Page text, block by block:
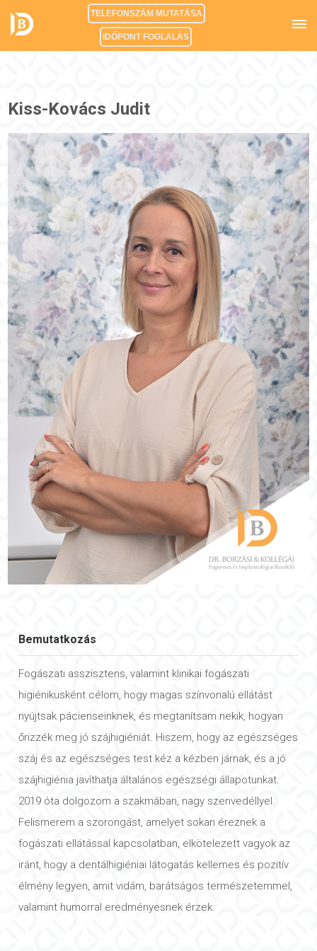
TELEFONSZÁM MUTATÁSA
IDŐPONT FOGLALÁS
Kiss-Kovács Judit
Bemutatkozás
Fogászati asszisztens, valamint klinikai fogászati
higiénikusként célom, hogy magas színvonalú ellátást
nyújtsak pácienseinknek, és megtanítsam nekik, hogyan
őrizzék meg jó szájhigiéniát. Hiszem, hogy az egészséges
száj és az egészséges test kéz a kézben járnak, és a jó
szájhigiénia javíthatja általános egészségi állapotunkat.
2019 óta dolgozom a szakmában, nagy szenvedéllyel.
Felismerem a szorongást, amelyet sokan éreznek a
fogászati ellátással kapcsolatban, elkötelezett vagyok az
iránt, hogy a dentálhigiéniai látogatás kellemes és pozitív
élmény legyen, amit vidám, barátságos természetemmel,
valamint humorral eredményesnek érzek.